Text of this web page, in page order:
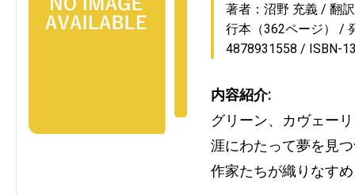
著者：沼野 充義
翻
行本（362ページ）
4878931558
ISBN-
内容紹介:
グリーン、カヴェー
涯にわたって夢を見
作家たちが織りなす